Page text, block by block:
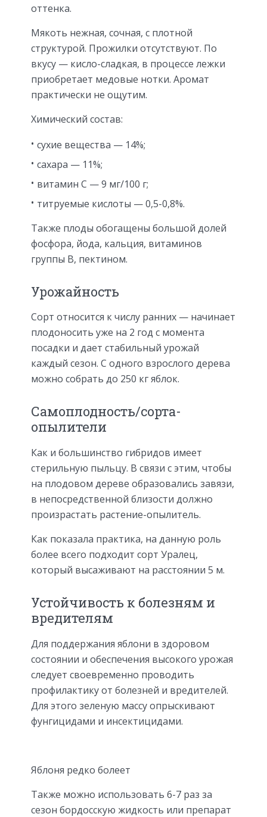
оттенка.
Мякоть нежная, сочная, с плотной
структурой. Прожилки отсутствуют. По
вкусу — кисло-сладкая, в процессе лежки
приобретает медовые нотки. Аромат
практически не ощутим.
Химический состав:
сухие вещества — 14%;
сахара — 11%;
витамин С — 9 мг/100 г;
титруемые кислоты — 0,5-0,8%.
Также плоды обогащены большой долей
фосфора, йода, кальция, витаминов
группы В, пектином.
Урожайность
Сорт относится к числу ранних — начинает
плодоносить уже на 2 год с момента
посадки и дает стабильный урожай
каждый сезон. С одного взрослого дерева
можно собрать до 250 кг яблок.
Самоплодность/сорта-
опылители
Как и большинство гибридов имеет
стерильную пыльцу. В связи с этим, чтобы
на плодовом дереве образовались завязи,
в непосредственной близости должно
произрастать растение-опылитель.
Как показала практика, на данную роль
более всего подходит сорт Уралец,
который высаживают на расстоянии 5 м.
Устойчивость к болезням и
вредителям
Для поддержания яблони в здоровом
состоянии и обеспечения высокого урожая
следует своевременно проводить
профилактику от болезней и вредителей.
Для этого зеленую массу опрыскивают
фунгицидами и инсектицидами.
Яблоня редко болеет
Также можно использовать 6-7 раз за
сезон бордосскую жидкость или препарат